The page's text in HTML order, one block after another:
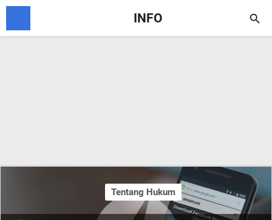
INFO 
Tentang Hukum